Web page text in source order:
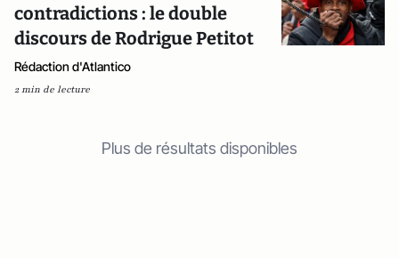
contradictions : le double
discours de Rodrigue Petitot
Rédaction d'Atlantico
2 min de lecture
Plus de résultats disponibles